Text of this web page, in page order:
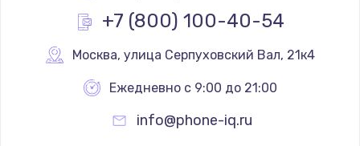
+7 (800) 100-40-54
Москва, улица Серпуховский Вал, 21к4
Ежедневно с 9:00 до 21:00
info@phone-iq.ru